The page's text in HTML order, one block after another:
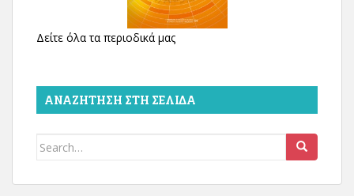
Δείτε όλα τα περιοδικά μας
ΑΝΑΖΉΤΗΣΗ ΣΤΗ ΣΕΛΊΔΑ
Search